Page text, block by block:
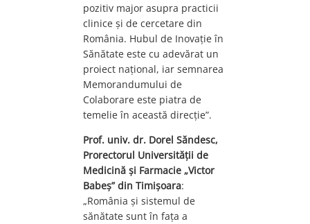
pozitiv major asupra practicii
clinice și de cercetare din
România. Hubul de Inovație în
Sănătate este cu adevărat un
proiect național, iar semnarea
Memorandumului de
Colaborare este piatra de
temelie în această direcție”.
Prof. univ. dr. Dorel Săndesc,
Prorectorul Universității de
Medicină și Farmacie „Victor
Babeș” din Timișoara:
„România și sistemul de
sănătate sunt în fața a